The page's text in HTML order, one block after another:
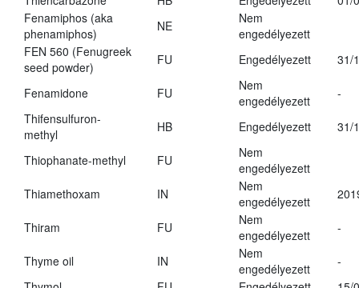
Fenamiphos (aka
phenamiphos)
NE
Nem
engedélyezett
FEN 560 (Fenugreek
seed powder)
FU Engedélyezett 31/
Fenamidone FU
Nem
engedélyezett
-
Thifensulfuron-
methyl
HB Engedélyezett 31/
Thiophanate-methyl FU
Nem
engedélyezett
Thiamethoxam
IN
Nem
engedélyezett
Thiram FU
Nem
engedélyezett
-
Thyme oil IN
Nem
engedélyezett
-